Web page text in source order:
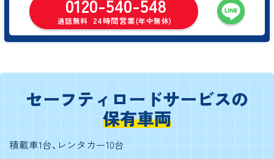
0120-540-548
通話無料 24時間営業(年中無休)
セーフティロードサービスの
保有車両
積載車1台、レンタカー10台